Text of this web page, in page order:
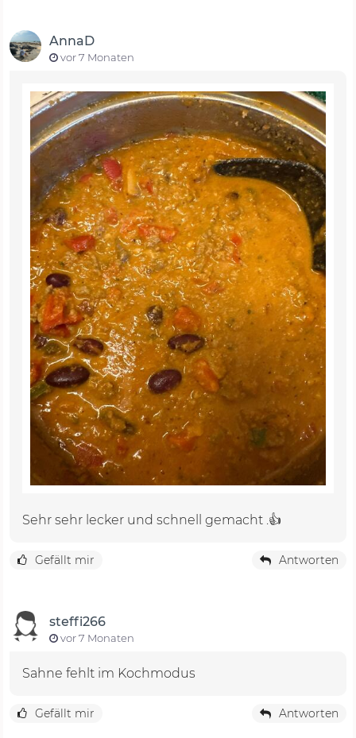
AnnaD
vor 7 Monaten
Sehr sehr lecker und schnell gemacht .👍
Gefällt mir Antworten
steffi266
vor 7 Monaten
Sahne fehlt im Kochmodus
Gefällt mir Antworten